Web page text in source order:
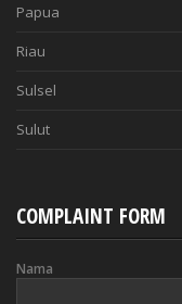
Papua
Riau
Sulsel
Sulut
COMPLAINT FORM
Nama